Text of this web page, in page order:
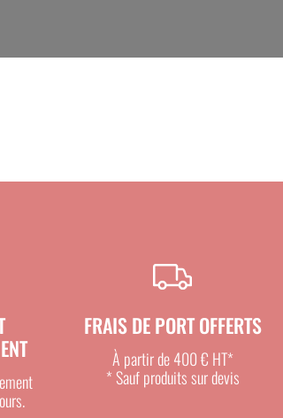
FRAIS DE PORT OFFERTS
À partir de 400 € HT*
* Sauf produits sur devis